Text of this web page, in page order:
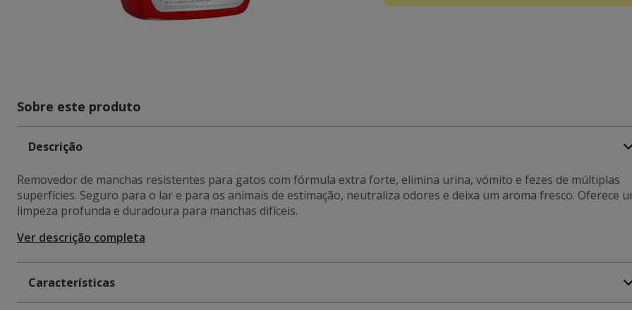
Sobre este produto
Descrição
Removedor de manchas resistentes para gatos com fórmula extra forte, elimina urina, vómito e fezes de múltiplas
superfícies. Seguro para o lar e para os animais de estimação, neutraliza odores e deixa um aroma fresco. Oferece
limpeza profunda e duradoura para manchas difíceis.
Ver descrição completa
Características